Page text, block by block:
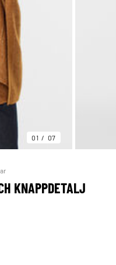
01 07
KNAPPDETALJ